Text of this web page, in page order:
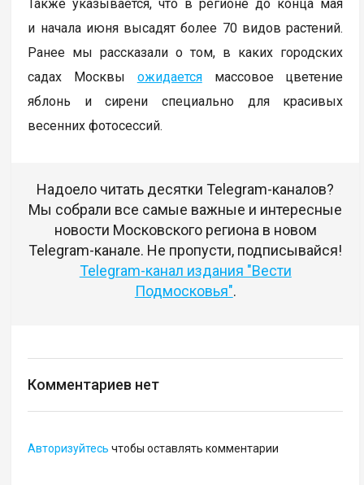
Также указывается, что в регионе до конца мая
и начала июня высадят более 70 видов растений.
Ранее мы рассказали о том, в каких городских
садах Москвы ожидаетсямассовое цветение
яблонь и сирени специально для красивых
весенних фотосессий.
Надоело читать десятки Telegram-каналов?
Мы собрали все самые важные и интересные
новости Московского региона в новом
Telegram-канале. Не пропусти, подписывайся!
Telegram-канал издания "Вести
Подмосковья".
Комментариев нет
Авторизуйтесь чтобы оставлять комментарии